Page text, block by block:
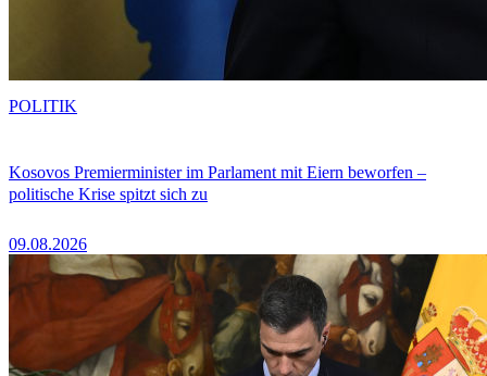
Kosovos Premierminister im Parlament mit Eiern beworfen –
politische Krise spitzt sich zu
09.08.2026
POLITIK